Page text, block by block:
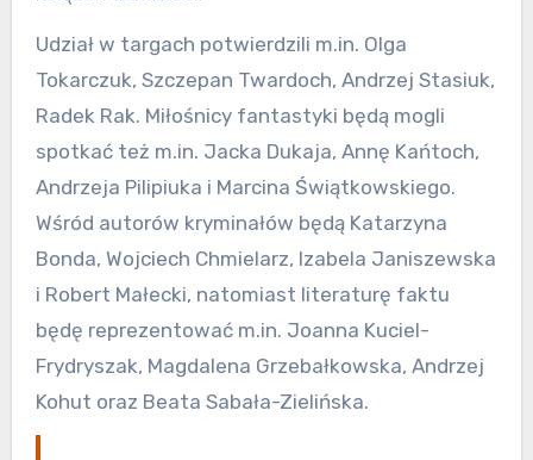
Udział w targach potwierdzili m.in. Olga
Tokarczuk, Szczepan Twardoch, Andrzej Stasiuk,
Radek Rak. Miłośnicy fantastyki będą mogli
spotkać też m.in. Jacka Dukaja, Annę Kańtoch,
Andrzeja Pilipiuka i Marcina Świątkowskiego.
Wśród autorów kryminałów będą Katarzyna
Bonda, Wojciech Chmielarz, Izabela Janiszewska
i Robert Małecki, natomiast literaturę faktu
będę reprezentować m.in. Joanna Kuciel-
Frydryszak, Magdalena Grzebałkowska, Andrzej
Kohut oraz Beata Sabała-Zielińska.